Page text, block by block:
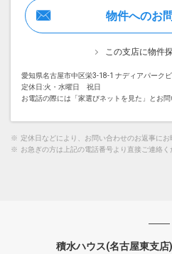
物件へのお
この支店に物件
愛知県名古屋市中区栄3-18-1 ナディアパーク
定休日:火・水曜日 祝日
お電話の際には「家選びネットを見た」とお問
※ 定休日などにより、お問い合わせのお返事にお
※ お急ぎの方は上記の電話番号より直接ご連絡く
積水ハウス(名古屋東支